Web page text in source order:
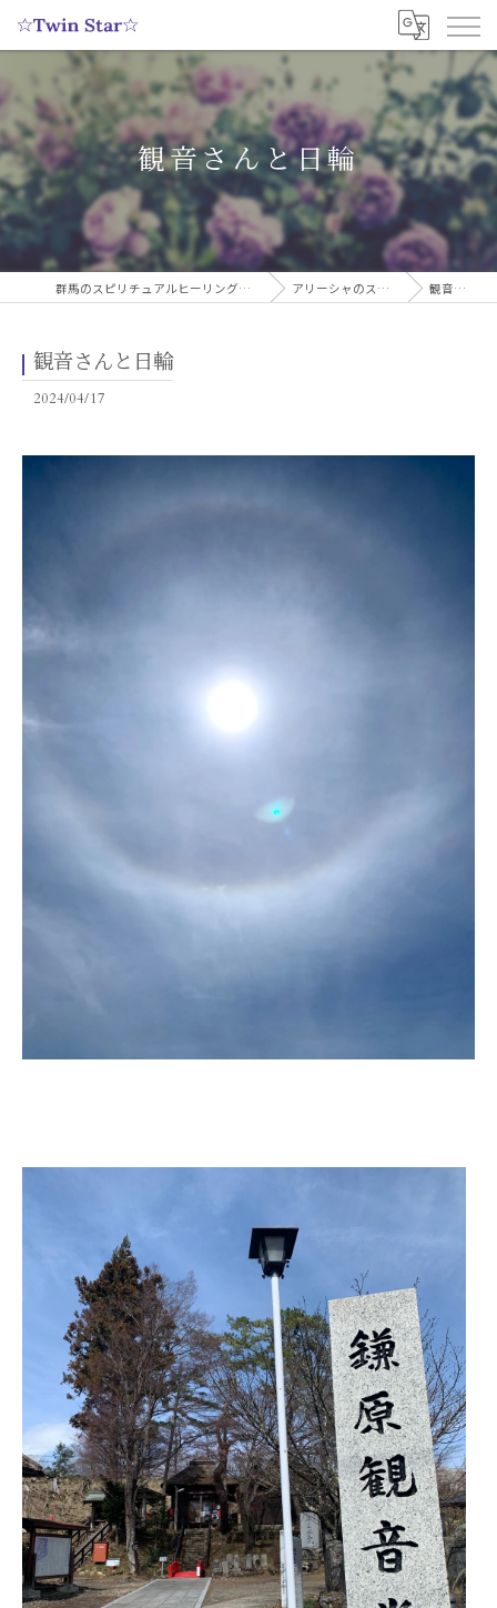
観音さんと日輪
群馬のスピリチュアルヒーリングサロンなら実績多数の☆Twin Star☆ アリーシャのスピリチュアルブログ 観音さんと日輪
観音さんと日輪
2024/04/17